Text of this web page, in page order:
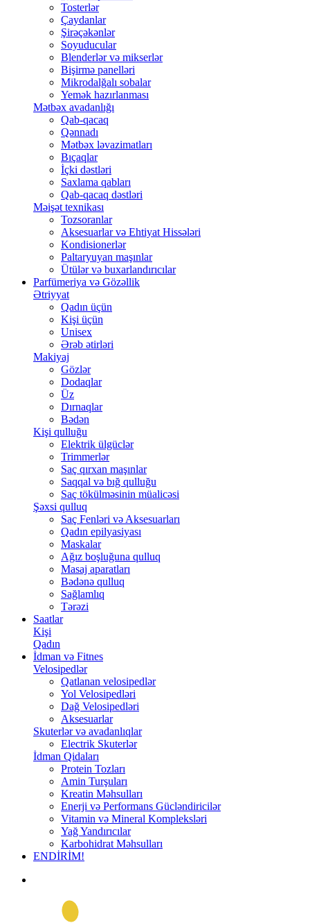
Tosterlər
Çaydanlar
Şirəçəkənlər
Soyuducular
Blenderlər və mikserlər
Bişirmə panelləri
Mikrodalğalı sobalar
Yemək hazırlanması
Mətbəx avadanlığı
Qab-qacaq
Qənnadı
Mətbəx ləvazimatları
Bıçaqlar
İçki dəstləri
Saxlama qabları
Qab-qacaq dəstləri
Məişət texnikası
Tozsoranlar
Aksesuarlar və Ehtiyat Hissələri
Kondisionerlər
Paltaryuyan maşınlar
Ütülər və buxarlandırıcılar
Parfümeriya və Gözəllik
Ətriyyat
Qadın üçün
Kişi üçün
Unisex
Ərəb ətirləri
Makiyaj
Gözlər
Dodaqlar
Üz
Dırnaqlar
Bədən
Kişi qulluğu
Elektrik ülgüclər
Trimmerlər
Saç qırxan maşınlar
Saqqal və bığ qulluğu
Saç tökülməsinin müalicəsi
Şəxsi qulluq
Saç Fenləri və Aksesuarları
Qadın epilyasiyası
Maskalar
Ağız boşluğuna qulluq
Masaj aparatları
Bədənə qulluq
Sağlamlıq
Tərəzi
Saatlar
Kişi
Qadın
İdman və Fitnes
Velosipedlər
Qatlanan velosipedlər
Yol Velosipedləri
Dağ Velosipedləri
Aksesuarlar
Skuterlər və avadanlıqlar
Electrik Skuterlər
İdman Qidaları
Protein Tozları
Amin Turşuları
Kreatin Məhsulları
Enerji və Performans Gücləndiricilər
Vitamin və Mineral Kompleksləri
Yağ Yandırıcılar
Karbohidrat Məhsulları
ENDİRİM!